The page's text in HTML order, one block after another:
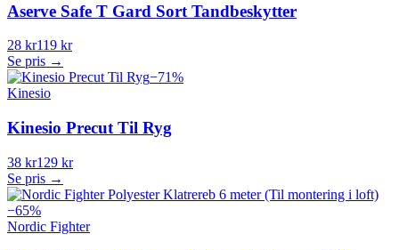
Aserve Safe T Gard Sort Tandbeskytter
28 kr119 kr
Se pris →
−71%
Kinesio
Kinesio Precut Til Ryg
38 kr129 kr
Se pris →
−65%
Nordic Fighter